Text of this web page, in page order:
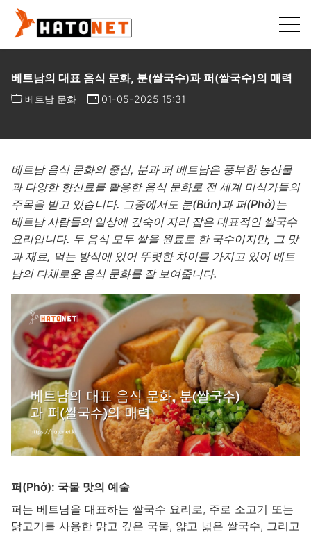
베트남의 대표 음식 문화, 분(쌀국수)과 퍼(쌀국수)의 매력
베트남 문화 01-05-2025 15:31
베트남 음식 문화의 중심, 분과 퍼 베트남은 풍부한 농산물
과 다양한 향신료를 활용한 음식 문화로 전 세계 미식가들의
주목을 받고 있습니다. 그중에서도 분(Bún)과 퍼(Phở)는
베트남 사람들의 일상에 깊숙이 자리 잡은 대표적인 쌀국수
요리입니다. 두 음식 모두 쌀을 원료로 한 국수이지만, 그 맛
과 재료, 먹는 방식에 있어 뚜렷한 차이를 가지고 있어 베트
남의 다채로운 음식 문화를 잘 보여줍니다.
퍼(Phở): 국물 맛의 예술
퍼는 베트남을 대표하는 쌀국수 요리로, 주로 소고기 또는
닭고기를 사용한 맑고 깊은 국물, 얇고 넓은 쌀국수, 그리고